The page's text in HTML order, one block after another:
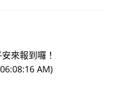
來報到囉！
AM)